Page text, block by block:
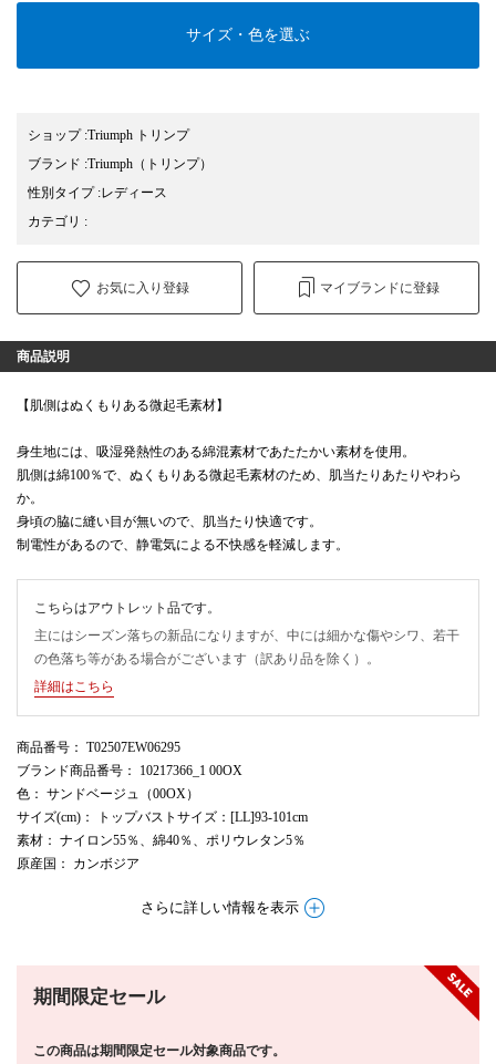
サイズ・色を選ぶ
ショップ:Triumph トリンプ
ブランド :Triumph （トリンプ）
性別タイプ:レディース
カテゴリ :
お気に入り登録 マイブランドに登録
商品説明
【肌側はぬくもりある微起毛素材】
身生地には、吸湿発熱性のある綿混素材であたたかい素材を使用。
肌側は綿100％で、ぬくもりある微起毛素材のため、肌当たりあたりやわら
か。
身頃の脇に縫い目が無いので、肌当たり快適です。
制電性があるので、静電気による不快感を軽減します。
こちらはアウトレット品です。
主にはシーズン落ちの新品になりますが、中には細かな傷やシワ、若干
の色落ち等がある場合がございます（訳あり品を除く）。
詳細はこちら
商品番号 ： T02507EW06295
ブランド商品番号 ： 10217366_1 00OX
色 ： サンドベージュ（00OX）
サイズ(cm) ： トップバストサイズ：[LL]93-101cm
素材 ： ナイロン55％、綿40％、ポリウレタン5％
原産国 ： カンボジア
さらに詳しい情報を表示
期間限定セール
この商品は期間限定セール対象商品です。